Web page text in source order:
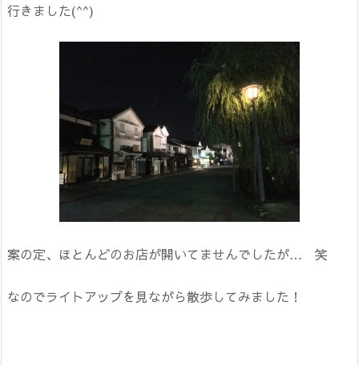
行きました(^^)
案の定、ほとんどのお店が開いてませんでしたが… 笑
なのでライトアップを見ながら散歩してみました！